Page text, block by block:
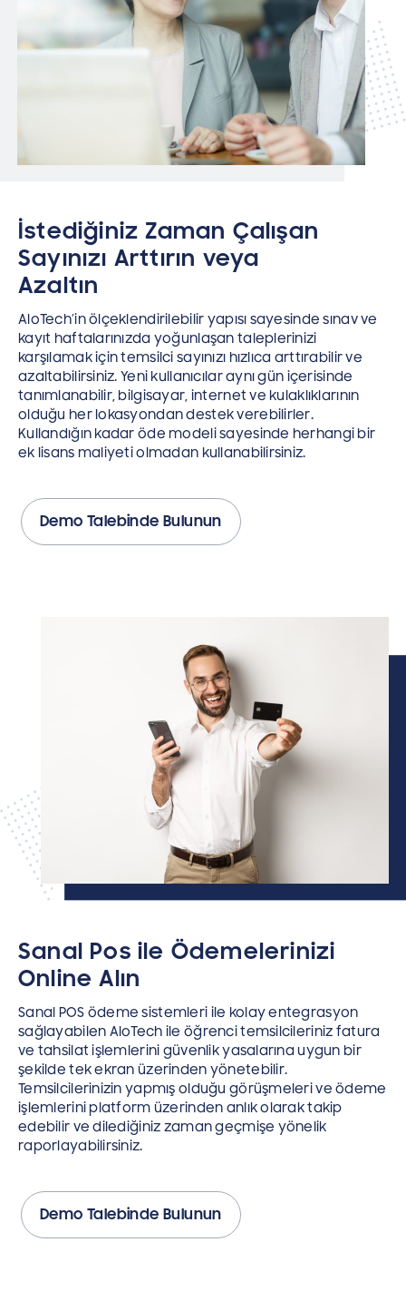
İstediğiniz Zaman Çalışan
Sayınızı Arttırın veya
Azaltın
AloTech’in ölçeklendirilebilir yapısı sayesinde sınav ve
kayıt haftalarınızda yoğunlaşan taleplerinizi
karşılamak için temsilci sayınızı hızlıca arttırabilir ve
azaltabilirsiniz. Yeni kullanıcılar aynı gün içerisinde
tanımlanabilir, bilgisayar, internet ve kulaklıklarının
olduğu her lokasyondan destek verebilirler.
Kullandığın kadar öde modeli sayesinde herhangi bir
ek lisans maliyeti olmadan kullanabilirsiniz.
Demo Talebinde Bulunun
Sanal Pos ile Ödemelerinizi
Online Alın
Sanal POS ödeme sistemleri ile kolay entegrasyon
sağlayabilen AloTech ile öğrenci temsilcileriniz fatura
ve tahsilat işlemlerini güvenlik yasalarına uygun bir
şekilde tek ekran üzerinden yönetebilir.
Temsilcilerinizin yapmış olduğu görüşmeleri ve ödeme
işlemlerini platform üzerinden anlık olarak takip
edebilir ve dilediğiniz zaman geçmişe yönelik
raporlayabilirsiniz.
Demo Talebinde Bulunun